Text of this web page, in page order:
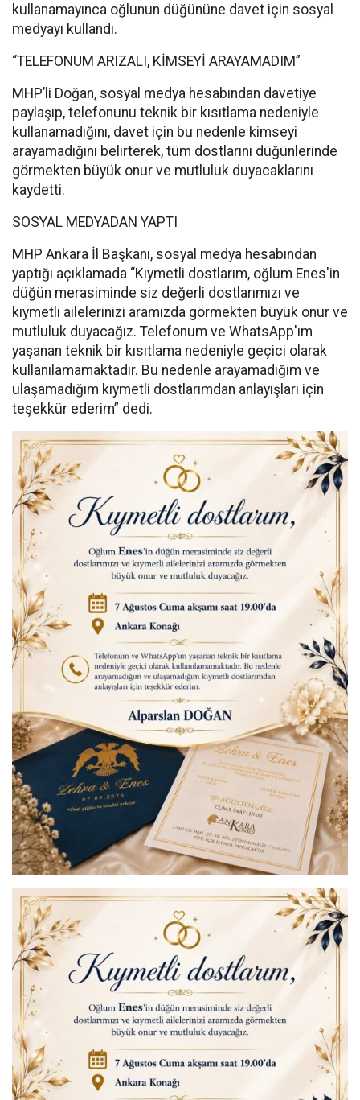
kullanamayınca oğlunun düğününe davet için sosyal
medyayı kullandı.
“TELEFONUM ARIZALI, KİMSEYİ ARAYAMADIM”
MHP’li Doğan, sosyal medya hesabından davetiye
paylaşıp, telefonunu teknik bir kısıtlama nedeniyle
kullanamadığını, davet için bu nedenle kimseyi
arayamadığını belirterek, tüm dostlarını düğünlerinde
görmekten büyük onur ve mutluluk duyacaklarını
kaydetti.
SOSYAL MEDYADAN YAPTI
MHP Ankara İl Başkanı, sosyal medya hesabından
yaptığı açıklamada “Kıymetli dostlarım, oğlum Enes'in
düğün merasiminde siz değerli dostlarımızı ve
kıymetli ailelerinizi aramızda görmekten büyük onur ve
mutluluk duyacağız. Telefonum ve WhatsApp'ım
yaşanan teknik bir kısıtlama nedeniyle geçici olarak
kullanılamamaktadır. Bu nedenle arayamadığım ve
ulaşamadığım kıymetli dostlarımdan anlayışları için
teşekkür ederim” dedi.